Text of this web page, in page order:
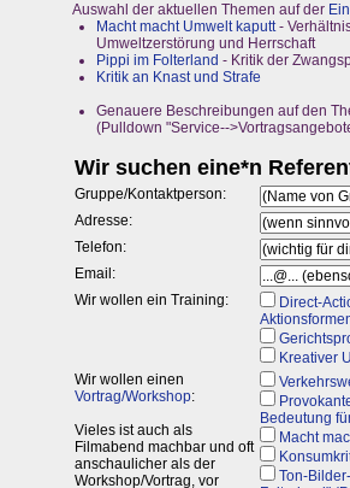
Auswahl der aktuellen Themen auf der
Macht macht Umwelt kaputt-
Umweltzerstörung und Herrschaft
Pippi im Folterland - Kritik der
Kritik an Knast und Strafe
Genauere Beschreibungen auf den
(Pulldown "Service--